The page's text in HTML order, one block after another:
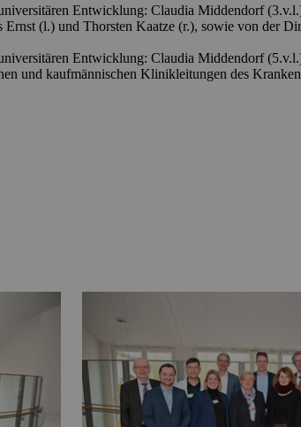
Entwicklung: Claudia Middendorf
Ernst (l.) und Thorsten Kaatze (r.), sowie von
Entwicklung: Claudia Middendorf
und kaufmännischen Klinikleitungen des